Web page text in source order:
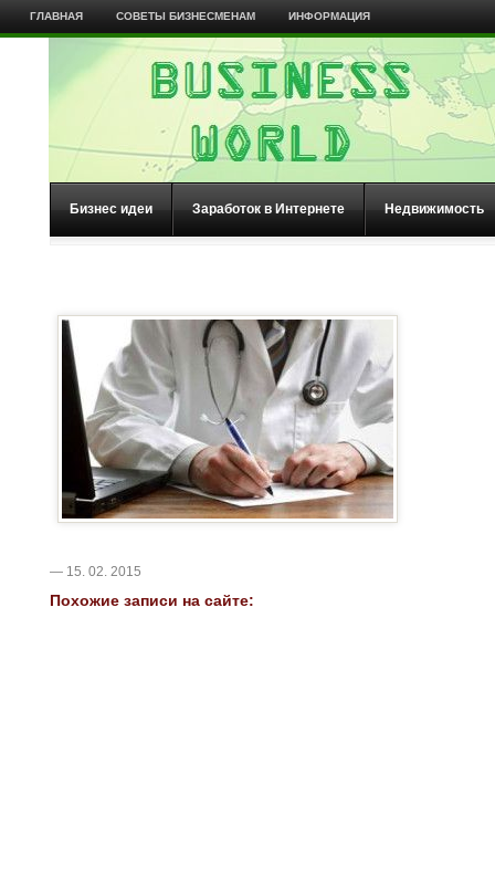
ГЛАВНАЯ СОВЕТЫ БИЗНЕСМЕНАМ ИНФОРМАЦИЯ
Бизнес идеи Заработок в Интернете Недвижимость
— 15. 02. 2015
Похожие записи на сайте: